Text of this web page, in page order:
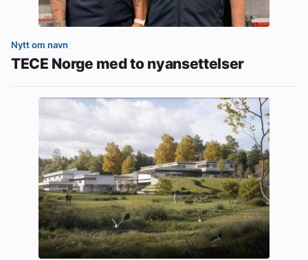
Nytt om navn
TECE Norge med to nyansettelser